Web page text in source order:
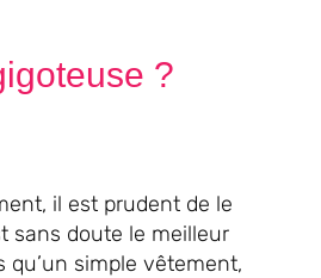
?
il est prudent de le
sans doute le meilleur
simple vêtement,